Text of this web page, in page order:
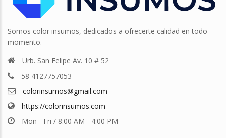
Somos color insumos, dedicados a ofrecerte calidad en todo
momento.
Urb. San Felipe Av. 10 # 52
58 4127757053
colorinsumos@gmail.com
https://colorinsumos.com
Mon - Fri / 8:00 AM - 4:00 PM